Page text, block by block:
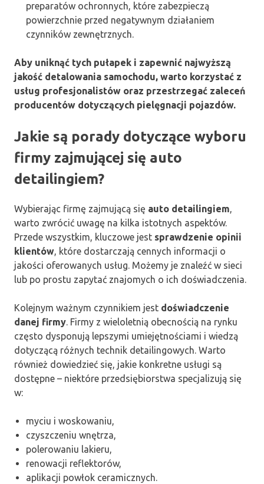
preparatów ochronnych, które zabezpieczą
powierzchnie przed negatywnym działaniem
czynników zewnętrznych.
Aby uniknąć tych pułapek i zapewnić najwyższą
jakość detalowania samochodu, warto korzystać z
usług profesjonalistów oraz przestrzegać zaleceń
producentów dotyczących pielęgnacji pojazdów.
Jakie są porady dotyczące wyboru
firmy zajmującej się auto
detailingiem?
Wybierając firmę zajmującą się auto detailingiem,
warto zwrócić uwagę na kilka istotnych aspektów.
Przede wszystkim, kluczowe jest sprawdzenie opinii
klientów, które dostarczają cennych informacji o
jakości oferowanych usług. Możemy je znaleźć w sieci
lub po prostu zapytać znajomych o ich doświadczenia.
Kolejnym ważnym czynnikiem jest doświadczenie
danej firmy. Firmy z wieloletnią obecnością na rynku
często dysponują lepszymi umiejętnościami i wiedzą
dotyczącą różnych technik detailingowych. Warto
również dowiedzieć się, jakie konkretne usługi są
dostępne – niektóre przedsiębiorstwa specjalizują się
w:
myciu i woskowaniu,
czyszczeniu wnętrza,
polerowaniu lakieru,
renowacji reflektorów,
aplikacji powłok ceramicznych.